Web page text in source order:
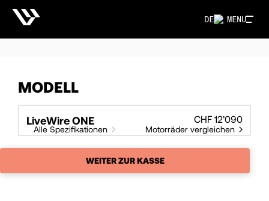
MENU
DE
MODELL
LiveWire ONE CHF 12’090
Alle Spezifikationen Motorräder vergleichen
WEITER ZUR KASSE